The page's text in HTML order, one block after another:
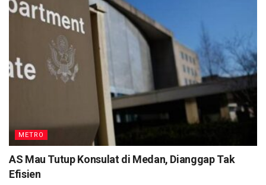
METRO
AS Mau Tutup Konsulat di Medan, Dianggap Tak
Efisien